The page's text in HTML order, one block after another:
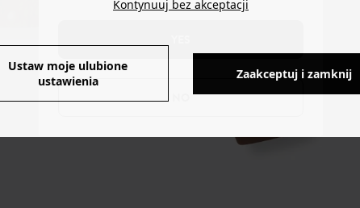
Kontynuuj bez akceptacji
Ustaw moje ulubione
ustawienia
Zaakceptuj i zamknij